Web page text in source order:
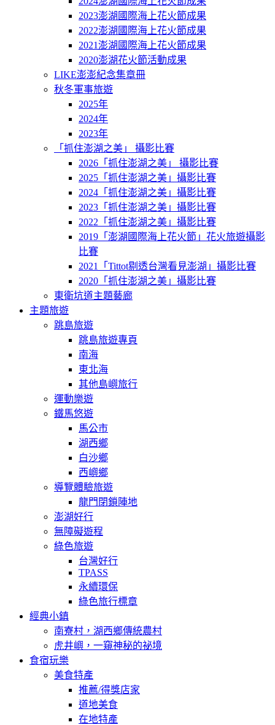
2023澎湖國際海上花火節成果
2022澎湖國際海上花火節成果
2021澎湖國際海上花火節成果
2020澎湖花火節活動成果
LIKE澎澎紀念集章冊
秋冬軍事旅遊
2025年
2024年
2023年
「抓住澎湖之美」 攝影比賽
2026「抓住澎湖之美」 攝影比賽
2025「抓住澎湖之美」攝影比賽
2024「抓住澎湖之美」攝影比賽
2023「抓住澎湖之美」攝影比賽
2022「抓住澎湖之美」攝影比賽
2019「澎湖國際海上花火節」花火旅遊攝影
比賽
2021「Tittot剔透台灣看見澎湖」攝影比賽
2020「抓住澎湖之美」攝影比賽
東衛坑道主題藝廊
主題旅遊
跳島旅遊
跳島旅遊專頁
南海
東北海
其他島嶼旅行
運動樂遊
鐵馬悠遊
馬公市
湖西鄉
白沙鄉
西嶼鄉
導覽體驗旅遊
龍門閉鎖陣地
澎湖好行
無障礙遊程
綠色旅遊
台灣好行
TPASS
永續環保
綠色旅行標章
經典小鎮
南寮村，湖西鄉傳統農村
虎井嶼，一窺神秘的祕境
食宿玩樂
美食特產
推薦/得獎店家
道地美食
在地特產